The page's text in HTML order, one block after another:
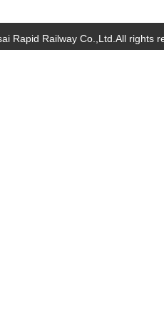
Rapid Railway Co.,Ltd.All rights